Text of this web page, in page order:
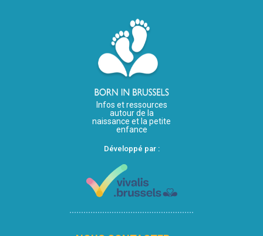
Infos et ressources
autour de la
naissance et la petite
enfance
Développé par :